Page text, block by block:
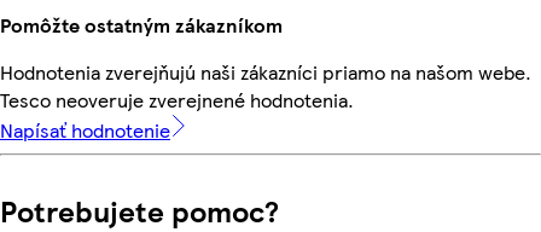
Pomôžte ostatným zákazníkom
Hodnotenia zverejňujú naši zákazníci priamo na našom webe.
Tesco neoveruje zverejnené hodnotenia.
Napísať hodnotenie
Potrebujete pomoc?